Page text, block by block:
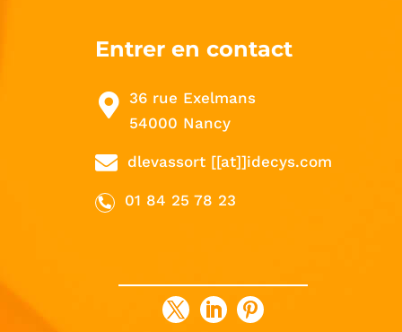
Entrer en contact
36 rue Exelmans
54000 Nancy
dlevassort [[at]]idecys.com
01 84 25 78 23